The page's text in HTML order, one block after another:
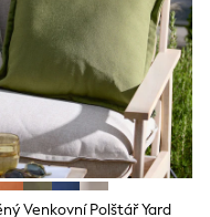
Venkovní Polštář Yard